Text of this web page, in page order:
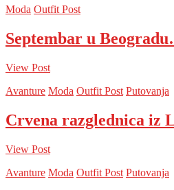
Moda Outfit Post
Septembar u
View Post
Avanture Moda Outfit Post Putovanja
Crvena razglednica iz
View Post
Avanture Moda Outfit Post Putovanja